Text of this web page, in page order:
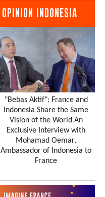
OPINION INDONESIA
"Bebas Aktif": France and
Indonesia Share the Same
Vision of the World An
Exclusive Interview with
Mohamad Oemar,
Ambassador of Indonesia to
France